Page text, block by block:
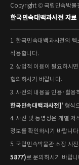
Copyright © 국립민속박물
한국민속대백과사전 자료
1. 한국민속대백과사전의
적용합니다.
2. 상업적 이용이 필요하시
협의하시기 바랍니다.
3. 사전의 내용을 인용·활용
한국민속대백과사전] ' 형식
4. 사진 및 동영상은 개별 저
정보를 확인하시기 바랍니다.
5. 국립민속박물관 소장 사
5877)로 문의하시기 바랍니